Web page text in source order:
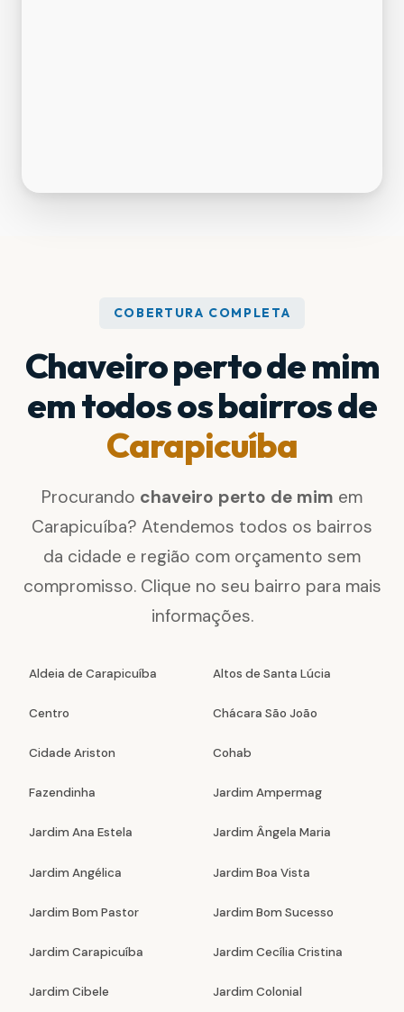
COBERTURA COMPLETA
Chaveiro perto de mim
em todos os bairros de
Carapicuíba
Procurando chaveiro perto de mim em
Carapicuíba? Atendemos todos os bairros
da cidade e região com orçamento sem
compromisso. Clique no seu bairro para mais
informações.
Aldeia de Carapicuíba Altos de Santa Lúcia
Centro Chácara São João
Cidade Ariston Cohab
Fazendinha Jardim Ampermag
Jardim Ana Estela Jardim Ângela Maria
Jardim Angélica Jardim Boa Vista
Jardim Bom Pastor Jardim Bom Sucesso
Jardim Carapicuíba Jardim Cecília Cristina
Jardim Cibele Jardim Colonial